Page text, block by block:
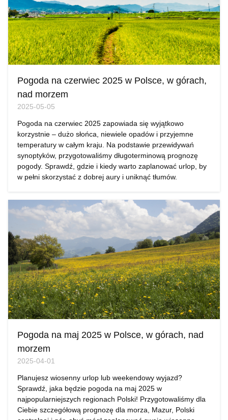
Pogoda na czerwiec 2025 w Polsce, w górach,
nad morzem
2025-05-05
Pogoda na czerwiec 2025 zapowiada się wyjątkowo
korzystnie – dużo słońca, niewiele opadów i przyjemne
temperatury w całym kraju. Na podstawie przewidywań
synoptyków, przygotowaliśmy długoterminową prognozę
pogody. Sprawdź, gdzie i kiedy warto zaplanować urlop, by
w pełni skorzystać z dobrej aury i uniknąć tłumów.
Pogoda na maj 2025 w Polsce, w górach, nad
morzem
2025-04-01
Planujesz wiosenny urlop lub weekendowy wyjazd?
Sprawdź, jaka będzie pogoda na maj 2025 w
najpopularniejszych regionach Polski! Przygotowaliśmy dla
Ciebie szczegółową prognozę dla morza, Mazur, Polski